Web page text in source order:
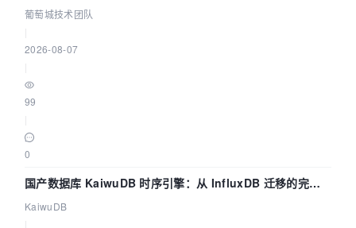
数联动全闭环
葡萄城技术团队
2026-08-07
99
0
国产数据库 KaiwuDB 时序引擎：从 InfluxDB 迁移的完整
技术路径
KaiwuDB